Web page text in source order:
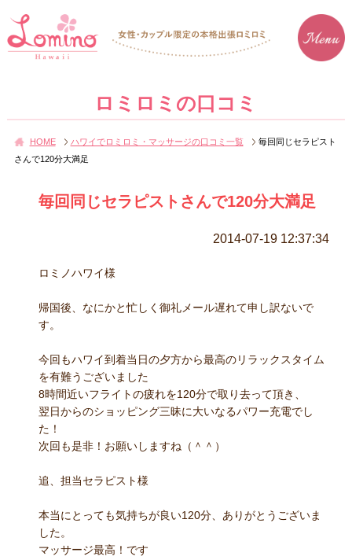
ロミロミの口コミ
HOME ハワイでロミロミ・マッサージの口コミ一覧
毎回同じセラピスト
さんで120分大満足
毎回同じセラピストさんで120分大満足
2014-07-19 12:37:34
ロミノハワイ様
帰国後、なにかと忙しく御礼メール遅れて申し訳ないで
す。
今回もハワイ到着当日の夕方から最高のリラックスタイム
を有難うございました
8時間近いフライトの疲れを120分で取り去って頂き、
翌日からのショッピング三昧に大いなるパワー充電でし
た！
次回も是非！お願いしますね（＾＾）
追、担当セラピスト様
本当にとっても気持ちが良い120分、ありがとうございま
した。
マッサージ最高！です